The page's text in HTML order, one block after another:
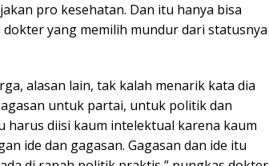
pro kesehatan. Dan itu hanya bisa
yang memilih mundur dari statusnya
alasan lain, tak kalah menarik kata dia
untuk partai, untuk politik dan
harus diisi kaum intelektual karena kaum
ide dan gagasan. Gagasan dan ide itu